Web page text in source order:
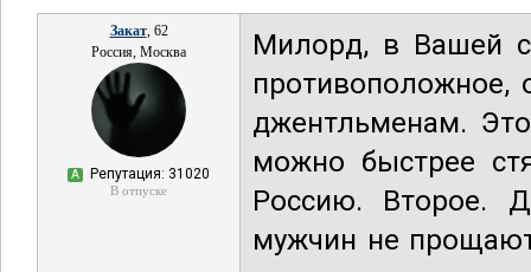
Закат, 62
Россия, Москва
А Репутация: 31020
В отпуске
Милорд, в Вашей
противоположное,
джентльменам.
можно быстрее
Россию. Второе.
мужчин не